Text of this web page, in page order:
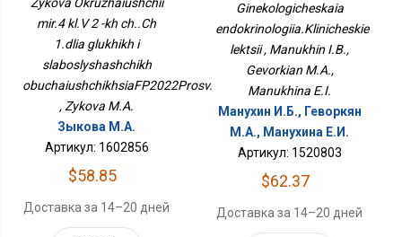
mir.4 kl.V 2 -kh ch..Ch
1.dlia glukhikh i
slaboslyshashchikh
obuchaiushchikhsiaFP2022Prosv.
, Zykova M.A.
Зыкова М.А.
Артикул: 1602856
$58.85
Доставка за 14–20 дней
Лекции
Ginekologicheskaia
endokrinologiia.Klinicheskie
lektsii , Manukhin I.B.,
Gevorkian M.A.,
Manukhina E.I.
Манухин И.Б., Геворкян
М.А., Манухина Е.И.
Артикул: 1520803
$62.37
Доставка за 14–20 дней